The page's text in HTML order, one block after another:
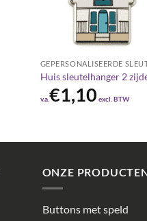
GEPERSONALISEERDE
Huis sleutelhanger 2
v.a.€1,10 excl. BTW
ONZE
Buttons met speld